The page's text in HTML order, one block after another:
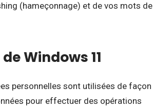
(hameçonnage) et de vos mots de
Windows 11
personnelles sont utilisées de façon
pour effectuer des opérations